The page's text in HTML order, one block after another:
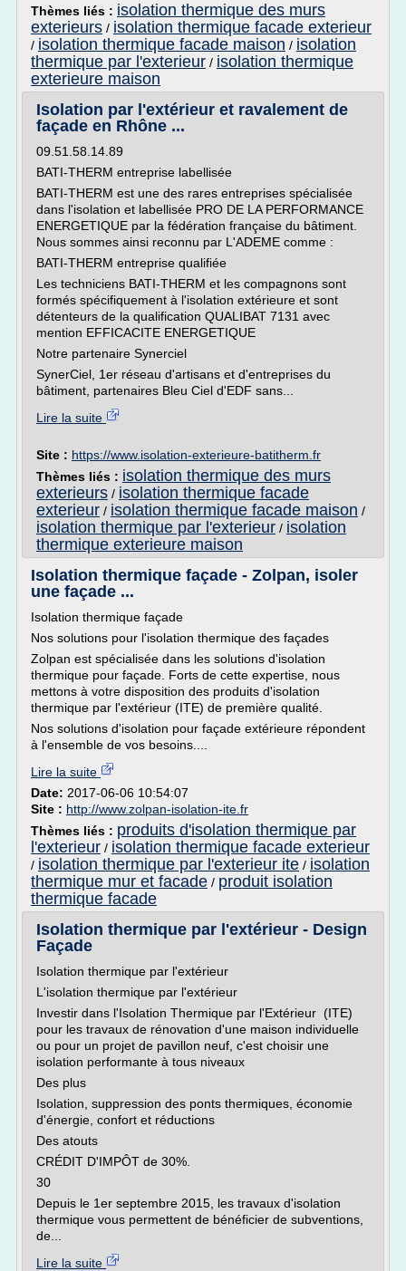
Thèmes liés : isolation thermique des murs
exterieurs / isolation thermique facade exterieur
/ isolation thermique facade maison / isolation
thermique par l'exterieur / isolation thermique
exterieure maison
Isolation par l'extérieur et ravalement de
façade en Rhône ...
09.51.58.14.89
BATI-THERM entreprise labellisée
BATI-THERM est une des rares entreprises spécialisée
dans l'isolation et labellisée PRO DE LA PERFORMANCE
ENERGETIQUE par la fédération française du bâtiment.
Nous sommes ainsi reconnu par L'ADEME comme :
BATI-THERM entreprise qualifiée
Les techniciens BATI-THERM et les compagnons sont
formés spécifiquement à l'isolation extérieure et sont
détenteurs de la qualification QUALIBAT 7131 avec
mention EFFICACITE ENERGETIQUE
Notre partenaire Synerciel
SynerCiel, 1er réseau d'artisans et d'entreprises du
bâtiment, partenaires Bleu Ciel d'EDF sans...
Lire la suite
Site : https://www.isolation-exterieure-batitherm.fr
Thèmes liés : isolation thermique des murs
exterieurs / isolation thermique facade
exterieur / isolation thermique facade maison /
isolation thermique par l'exterieur / isolation
thermique exterieure maison
Isolation thermique façade - Zolpan, isoler
une façade ...
Isolation thermique façade
Nos solutions pour l'isolation thermique des façades
Zolpan est spécialisée dans les solutions d'isolation
thermique pour façade. Forts de cette expertise, nous
mettons à votre disposition des produits d'isolation
thermique par l'extérieur (ITE) de première qualité.
Nos solutions d'isolation pour façade extérieure répondent
à l'ensemble de vos besoins....
Lire la suite
Date: 2017-06-06 10:54:07
Site : http://www.zolpan-isolation-ite.fr
Thèmes liés : produits d'isolation thermique par
l'exterieur / isolation thermique facade exterieur
/ isolation thermique par l'exterieur ite / isolation
thermique mur et facade / produit isolation
thermique facade
Isolation thermique par l'extérieur - Design
Façade
Isolation thermique par l'extérieur
L'isolation thermique par l'extérieur
Investir dans l'Isolation Thermique par l'Extérieur (ITE)
pour les travaux de rénovation d'une maison individuelle
ou pour un projet de pavillon neuf, c'est choisir une
isolation performante à tous niveaux
Des plus
Isolation, suppression des ponts thermiques, économie
d'énergie, confort et réductions
Des atouts
CRÉDIT D'IMPÔT de 30%.
30
Depuis le 1er septembre 2015, les travaux d'isolation
thermique vous permettent de bénéficier de subventions,
de...
Lire la suite